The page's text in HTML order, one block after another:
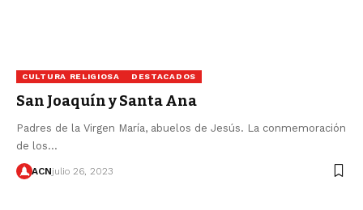
CULTURA RELIGIOSA DESTACADOS
San Joaquín y Santa Ana
Padres de la Virgen María, abuelos de Jesús. La conmemoración
de los…
ACNjulio 26, 2023